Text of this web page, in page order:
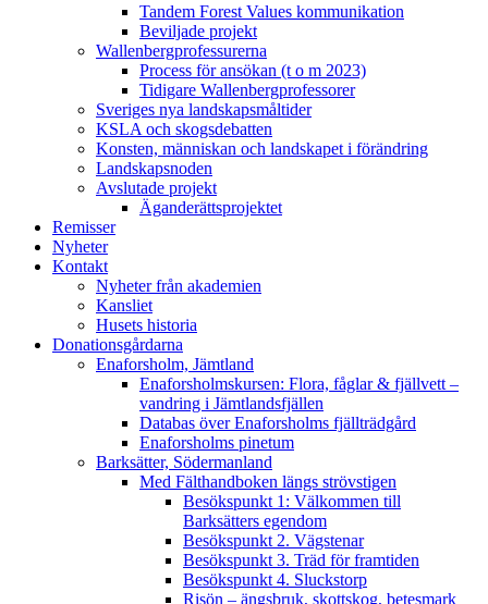
Tandem Forest Values kommunikation
Beviljade projekt
Wallenbergprofessurerna
Process för ansökan (t o m 2023)
Tidigare Wallenbergprofessorer
Sveriges nya landskapsmåltider
KSLA och skogsdebatten
Konsten, människan och landskapet i förändring
Landskapsnoden
Avslutade projekt
Äganderättsprojektet
Remisser
Nyheter
Kontakt
Nyheter från akademien
Kansliet
Husets historia
Donationsgårdarna
Enaforsholm, Jämtland
Enaforsholmskursen: Flora, fåglar & fjällvett –
vandring i Jämtlandsfjällen
Databas över Enaforsholms fjällträdgård
Enaforsholms pinetum
Barksätter, Södermanland
Med Fälthandboken längs strövstigen
Besökspunkt 1: Välkommen till
Barksätters egendom
Besökspunkt 2. Vägstenar
Besökspunkt 3. Träd för framtiden
Besökspunkt 4. Sluckstorp
Risön – ängsbruk, skottskog, betesmark